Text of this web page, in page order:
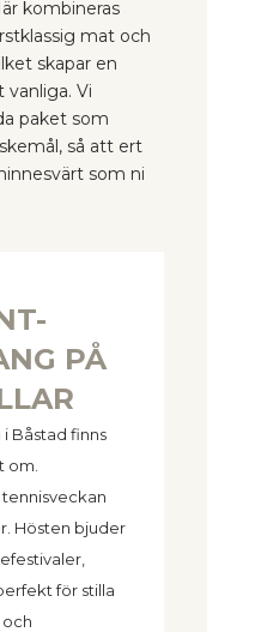
kombineras
mat och
skapar en
Vi
paket som
så att ert
som ni
PÅ
i Båstad finns
om.
Hösten bjuder
för stilla
och